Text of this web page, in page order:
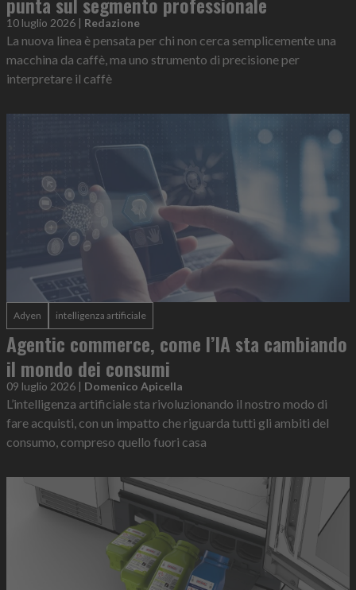
10 luglio 2026 | Redazione
La nuova linea è pensata per chi non cerca semplicemente una
macchina da caffè, ma uno strumento di precisione per
interpretare il caffè
Adyen intelligenza artificiale
Agentic commerce, come l’IA sta cambiando
il mondo dei consumi
09 luglio 2026 | Domenico Apicella
L’intelligenza artificiale sta rivoluzionando il nostro modo di
fare acquisti, con un impatto che riguarda tutti gli ambiti del
consumo, compreso quello fuori casa